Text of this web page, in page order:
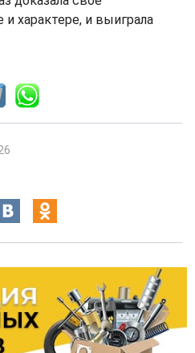
характере, и выиграла